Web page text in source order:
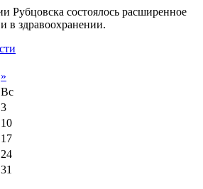
Рубцовска состоялось расширенное
в здравоохранении.
»
Вс
3
10
17
24
31